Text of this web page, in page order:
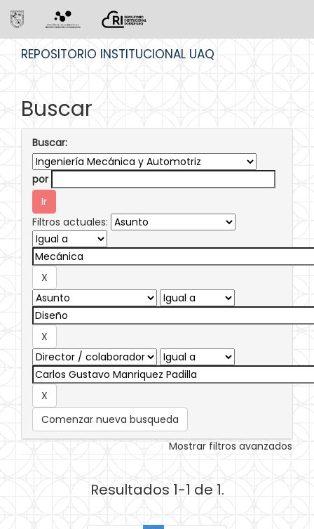
REPOSITORIO INSTITUCIONAL UAQ
Buscar
Buscar:
por
Filtros actuales:
Comenzar nueva busqueda
Mostrar filtros avanzados
Resultados 1-1 de 1.